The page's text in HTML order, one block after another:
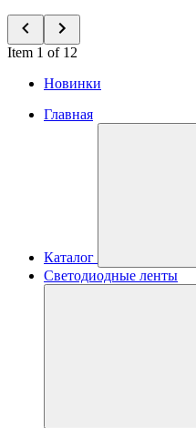
Item 1 of 12
Новинки
Главная
Каталог
Светодиодные ленты